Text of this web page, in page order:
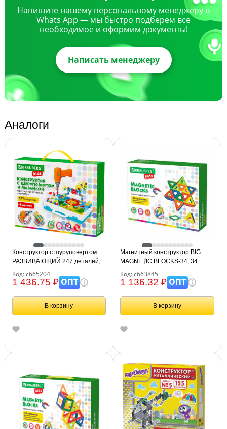
Напишите нашему персональному менеджеру в
Whats App — мы быстро подберем все
необходимое и оформим документы!
Написать менеджеру
Аналоги
Конструктор с шуруповертом
РАЗВИВАЮЩИЙ 247 деталей,
Код: с665204
1 436.75 ₽ОПТ
В корзину
Магнитный конструктор BIG
MAGNETIC BLOCKS-34, 34
BRAUBERG KIDS, 663845
Код: с663845
1 136.32 ₽ОПТ
В корзину